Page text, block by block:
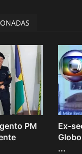
PM
Ex-
...